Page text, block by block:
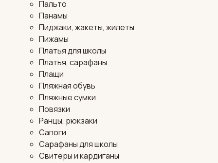
Пальто
Панамы
Пиджаки, жакеты, жилеты
Пижамы
Платья для школы
Платья, сарафаны
Плащи
Пляжная обувь
Пляжные сумки
Повязки
Ранцы, рюкзаки
Сапоги
Сарафаны для школы
Свитеры и кардиганы